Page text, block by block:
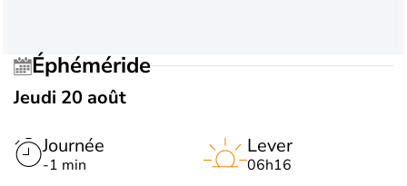
Éphéméride
Jeudi 20 août
Journée
-1 min
Lever
06h16